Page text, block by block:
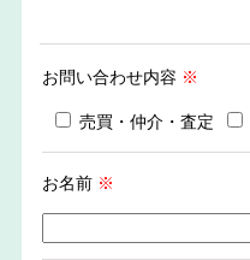
お問い合わせ内容 ※
売買・仲介・査定
お名前 ※